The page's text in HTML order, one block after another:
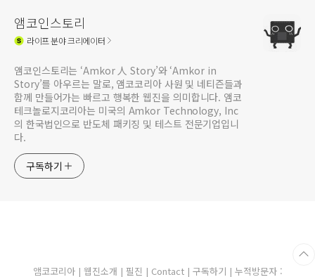
앰코인스토리
라이프분야 크리에이터
앰코인스토리는 ‘Amkor 人 Story’와 ‘Amkor in
Story’를 아우르는 말로, 앰코코리아 사원 및 네티즌들과
함께 만들어가는 빠르고 행복한 웹진을 의미합니다. 앰코
테크놀로지코리아는 미국의 Amkor Technology, Inc
의 한국법인으로 반도체 패키징 및 테스트 전문기업입니
다.
구독하기
앰코코리아| 웹진소개 | 필진 | Contact | 구독하기 | 누적방문자 :